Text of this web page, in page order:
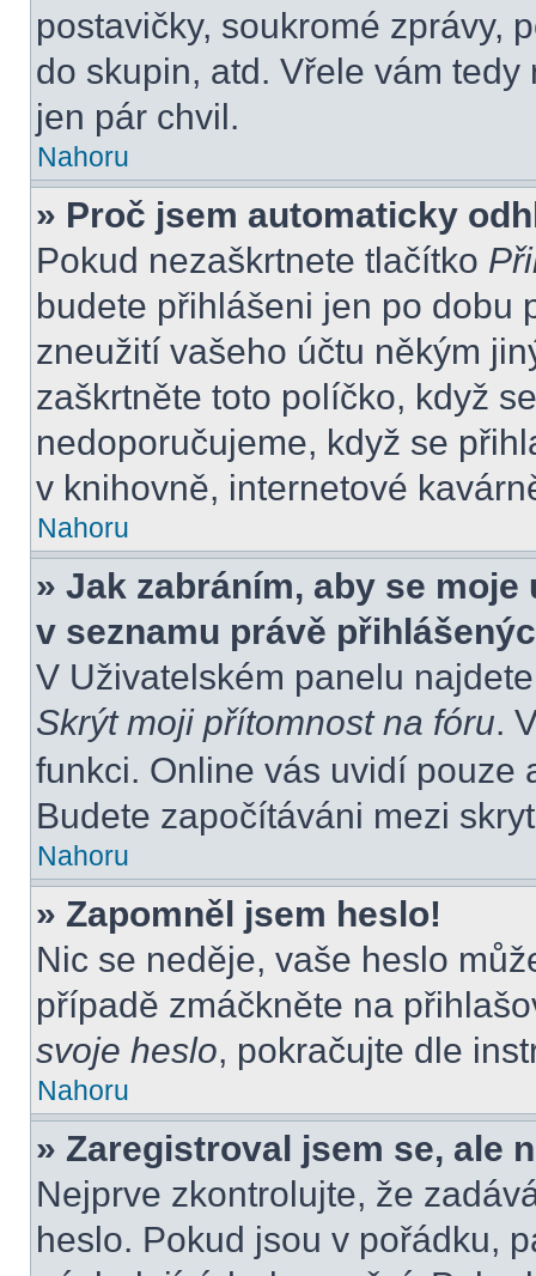
postavičky, soukromé zprávy,
do skupin, atd. Vřele vám
jen pár chvil.
Nahoru
» Proč jsem automaticky
Pokud nezaškrtnete tlačítko
budete přihlášeni jen po dobu
zneužití vašeho účtu někým
zaškrtněte toto políčko, když
nedoporučujeme, když se
v knihovně, internetové
Nahoru
» Jak zabráním, aby se
v seznamu právě
V Uživatelském panelu
Skrýt moji přítomnost na fóru.
funkci. Online vás uvidí pouze
Budete započítáváni mezi
Nahoru
» Zapomněl jsem heslo!
Nic se neděje, vaše heslo
případě zmáčkněte na
svoje heslo, pokračujte dle
Nahoru
» Zaregistroval jsem se, ale
Nejprve zkontrolujte, že
heslo. Pokud jsou v pořádku,